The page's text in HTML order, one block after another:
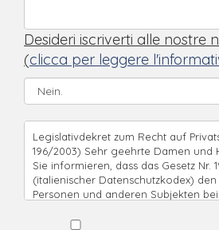
Desideri iscriverti alle nostre
(clicca per leggere
Legislativdekret zum Recht auf
196/2003) Sehr geehrte Damen und
Sie informieren, dass das Gesetz Nr.
(italienischer Datenschutzkodex)
Personen und anderen Subjekten
werden Ihre Daten von uns korrekt